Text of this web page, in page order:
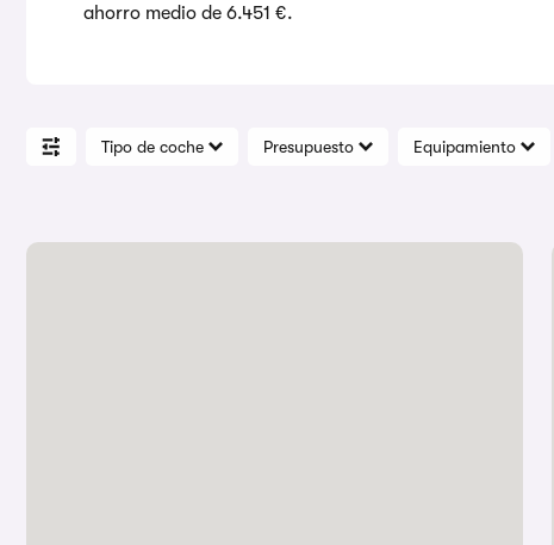
ahorro medio de 6.451 €.
Tipo de coche Presupuesto Equipamiento